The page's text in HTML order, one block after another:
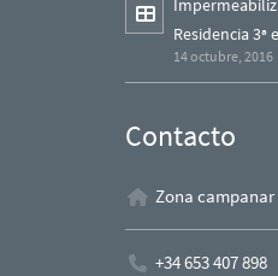
Residencia 3ª
14 octubre, 2016
Contacto
Zona
+34 653 407 898